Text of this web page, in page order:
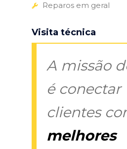
Reparos em geral
Visita técnica
A missão
é conectar
clientes
melhores